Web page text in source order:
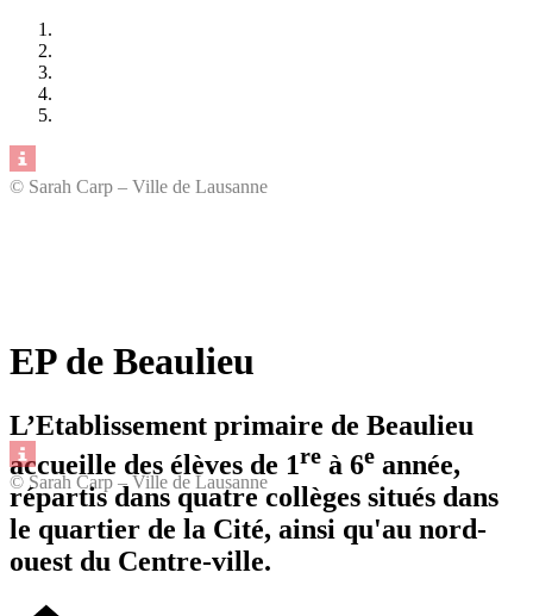
© Sarah Carp – Ville de Lausanne
© Sarah Carp – Ville de Lausanne
EP de Beaulieu
L’Etablissement primaire de Beaulieu
accueille des élèves de 1re à 6e année,
répartis dans quatre collèges situés dans
le quartier de la Cité, ainsi qu'au nord-
ouest du Centre-ville.